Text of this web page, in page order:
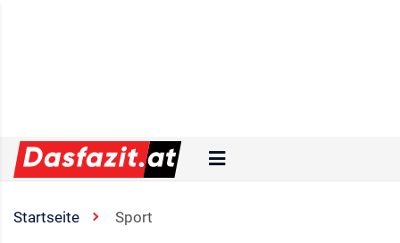
Startseite Sport